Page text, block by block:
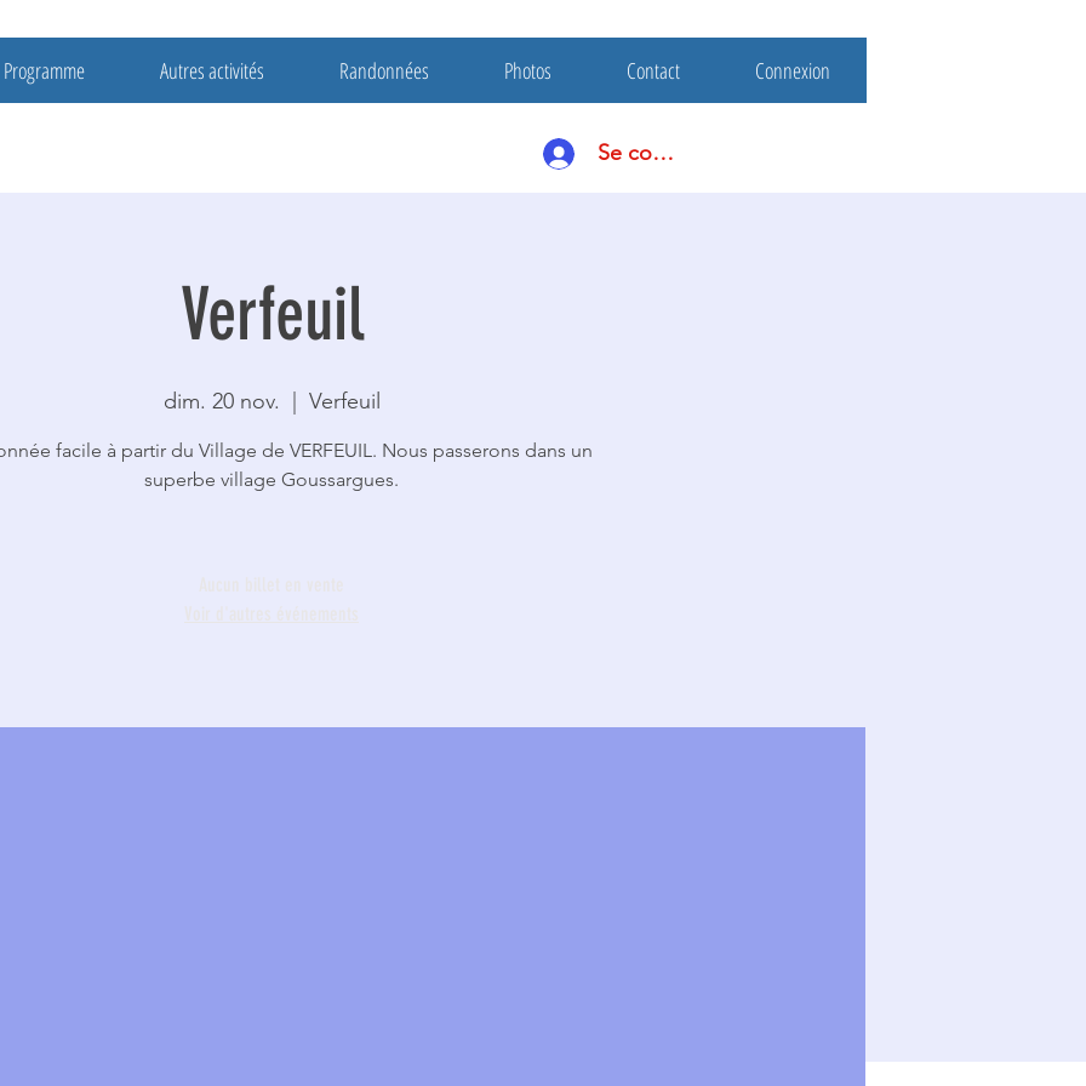
Programme Autres activités Randonnées Photos Contact Connexion
Se connecter
Verfeuil
dim. 20 nov. Verfeuil
facile à partir du Village de VERFEUIL. Nous passerons dans un
superbe village Goussargues.